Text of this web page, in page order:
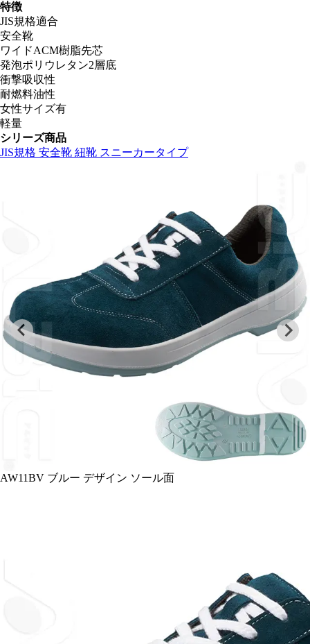
特徴
JIS規格適合
安全靴
ワイドACM樹脂先芯
発泡ポリウレタン2層底
衝撃吸収性
耐燃料油性
女性サイズ有
軽量
シリーズ商品
JIS規格 安全靴 紐靴 スニーカータイプ
ルー デザイン ソール面